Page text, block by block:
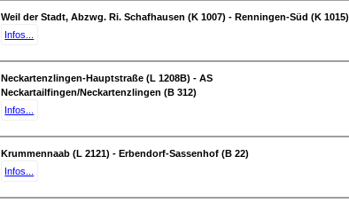
Weil der Stadt, Abzwg. Ri. Schafhausen (K 1007) - Renningen-Süd (K 1015)
Infos...
Neckartenzlingen-Hauptstraße (L 1208B) - AS
Neckartailfingen/Neckartenzlingen (B 312)
Infos...
Krummennaab (L 2121) - Erbendorf-Sassenhof (B 22)
Infos...